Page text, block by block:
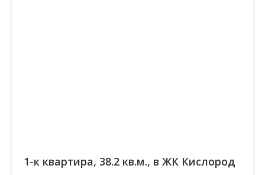
1-к квартира, 38.2 кв.м., в ЖК Кислород